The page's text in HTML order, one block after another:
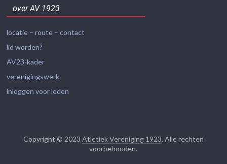
over AV 1923
locatie – route – contact
lid worden?
AV23-kader
verenigingswerk
inloggen voor leden
Copyright © 2023 Atletiek Vereniging 1923. Alle rechten
voorbehouden.